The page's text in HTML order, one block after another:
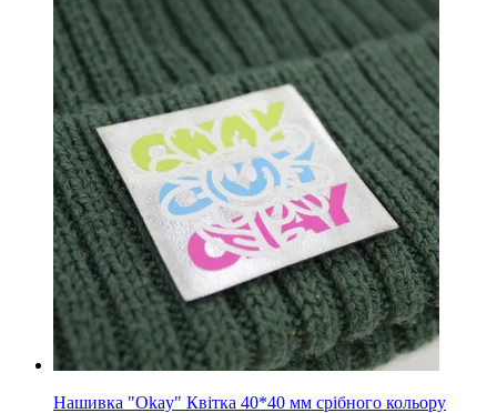
Нашивка "Okay" Квітка 40*40 мм срібного кольору